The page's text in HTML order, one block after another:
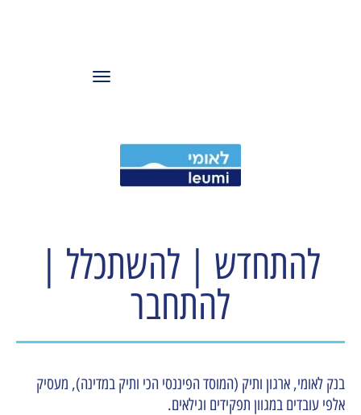
תפריט
להתחדש | להשתכלל |
להתחבר
בנק לאומי, ארגון ותיק (המוסד הפיננסי הכי ותיק במדינה), מעסיק
אלפי עובדים במגוון תפקידים וגילאים.